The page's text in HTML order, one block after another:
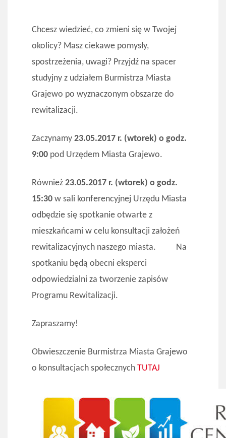
Chcesz wiedzieć, co zmieni się w Twojej
okolicy? Masz ciekawe pomysły,
spostrzeżenia, uwagi? Przyjdź na spacer
studyjny z udziałem Burmistrza Miasta
Grajewo po wyznaczonym obszarze do
rewitalizacji.
Zaczynamy 23.05.2017 r. (wtorek) o godz.
9:00 pod Urzędem Miasta Grajewo.
Również 23.05.2017 r. (wtorek) o godz.
15:30 w sali konferencyjnej Urzędu Miasta
odbędzie się spotkanie otwarte z
mieszkańcami w celu konsultacji założeń
rewitalizacyjnych naszego miasta. Na
spotkaniu będą obecni eksperci
odpowiedzialni za tworzenie zapisów
Programu Rewitalizacji.
Zapraszamy!
Obwieszczenie Burmistrza Miasta Grajewo
o konsultacjach społecznych TUTAJ